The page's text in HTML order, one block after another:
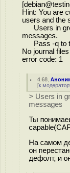
Hint: You are
users and the
Users in
messages.
Pass -q to
No journal
error code: 1
4.68 ,
[к
> Users in
messages
Ты
На самом
он
дефолт, и